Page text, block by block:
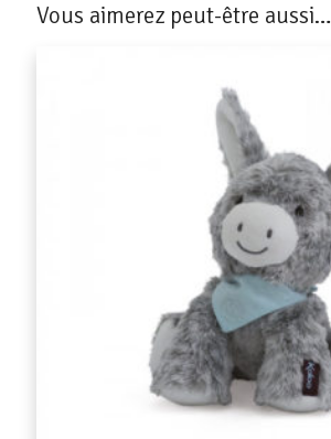
Vous aimerez peut-être aussi…